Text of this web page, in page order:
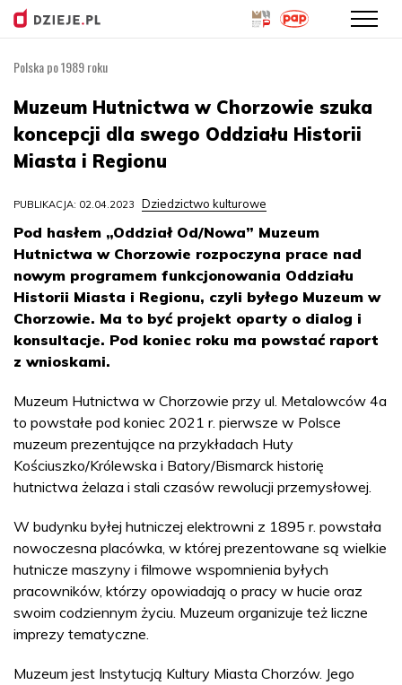
treści
Polska po 1989 roku
Muzeum Hutnictwa w Chorzowie szuka
koncepcji dla swego Oddziału Historii
Miasta i Regionu
PUBLIKACJA: 02.04.2023 Dziedzictwo kulturowe
Pod hasłem „Oddział Od/Nowa” Muzeum
Hutnictwa w Chorzowie rozpoczyna prace nad
nowym programem funkcjonowania Oddziału
Historii Miasta i Regionu, czyli byłego Muzeum w
Chorzowie. Ma to być projekt oparty o dialog i
konsultacje. Pod koniec roku ma powstać raport
z wnioskami.
Muzeum Hutnictwa w Chorzowie przy ul. Metalowców 4a
to powstałe pod koniec 2021 r. pierwsze w Polsce
muzeum prezentujące na przykładach Huty
Kościuszko/Królewska i Batory/Bismarck historię
hutnictwa żelaza i stali czasów rewolucji przemysłowej.
W budynku byłej hutniczej elektrowni z 1895 r. powstała
nowoczesna placówka, w której prezentowane są wielkie
hutnicze maszyny i filmowe wspomnienia byłych
pracowników, którzy opowiadają o pracy w hucie oraz
swoim codziennym życiu. Muzeum organizuje też liczne
imprezy tematyczne.
Muzeum jest Instytucją Kultury Miasta Chorzów. Jego